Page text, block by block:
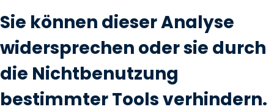
Sie können dieser Analyse
widersprechen oder sie durch
die Nichtbenutzung
bestimmter Tools verhindern.